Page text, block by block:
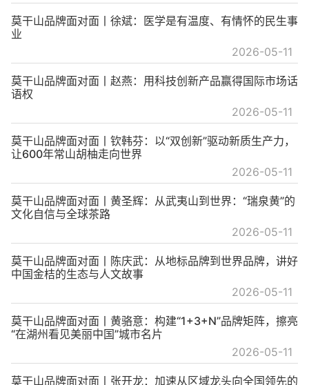
2026-05-11
莫干山品牌面对面丨徐斌：医学是有温度、有情怀的民生事
业
2026-05-11
莫干山品牌面对面丨赵燕：用科技创新产品赢得国际市场话
语权
2026-05-11
莫干山品牌面对面丨钦韩芬：以“双创新”驱动新质生产力，
让600年常山胡柚走向世界
2026-05-11
莫干山品牌面对面丨黄圣辉：从武夷山到世界：“瑞泉黄”的
文化自信与全球茶路
2026-05-11
莫干山品牌面对面丨陈庆武：从地标品牌到世界品牌，讲好
中国金桔的生态与人文故事
2026-05-11
莫干山品牌面对面丨黄骆意：构建“1+3+N”品牌矩阵，擦亮
“在湖州看见美丽中国”城市名片
莫干山品牌面对面丨张开龙：加速从区域龙头向全国领先的